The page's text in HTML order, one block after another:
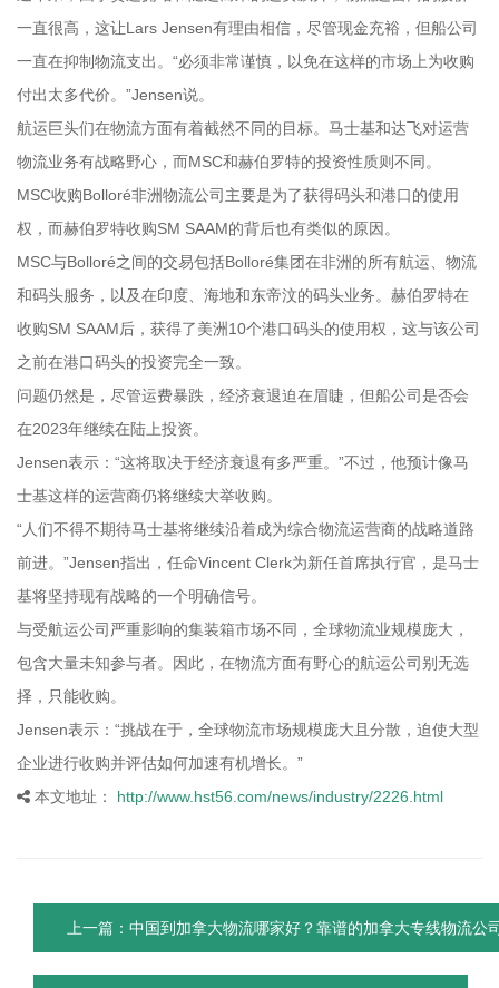
一直很高，这让Lars Jensen有理由相信，尽管现金充裕，但船公司
一直在抑制物流支出。“必须非常谨慎，以免在这样的市场上为收购
付出太多代价。”Jensen说。
航运巨头们在物流方面有着截然不同的目标。马士基和达飞对运营
物流业务有战略野心，而MSC和赫伯罗特的投资性质则不同。
MSC收购Bolloré非洲物流公司主要是为了获得码头和港口的使用
权，而赫伯罗特收购SM SAAM的背后也有类似的原因。
MSC与Bolloré之间的交易包括Bolloré集团在非洲的所有航运、物流
和码头服务，以及在印度、海地和东帝汶的码头业务。赫伯罗特在
收购SM SAAM后，获得了美洲10个港口码头的使用权，这与该公司
之前在港口码头的投资完全一致。
问题仍然是，尽管运费暴跌，经济衰退迫在眉睫，但船公司是否会
在2023年继续在陆上投资。
Jensen表示：“这将取决于经济衰退有多严重。”不过，他预计像马
士基这样的运营商仍将继续大举收购。
“人们不得不期待马士基将继续沿着成为综合物流运营商的战略道路
前进。”Jensen指出，任命Vincent Clerk为新任首席执行官，是马士
基将坚持现有战略的一个明确信号。
与受航运公司严重影响的集装箱市场不同，全球物流业规模庞大，
包含大量未知参与者。因此，在物流方面有野心的航运公司别无选
择，只能收购。
Jensen表示：“挑战在于，全球物流市场规模庞大且分散，迫使大型
企业进行收购并评估如何加速有机增长。”
本文地址：
http://www.hst56.com/news/industry/2226.html
上一篇：中国到加拿大物流哪家好？靠谱的加拿大专线物流公